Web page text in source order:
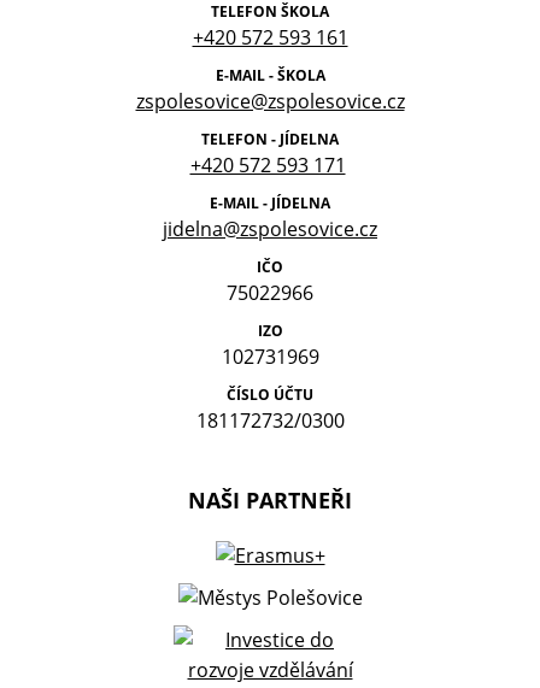
TELEFON ŠKOLA
+420 572 593 161
E-MAIL - ŠKOLA
zspolesovice@zspolesovice.cz
TELEFON - JÍDELNA
+420 572 593 171
E-MAIL - JÍDELNA
jidelna@zspolesovice.cz
IČO
75022966
IZO
102731969
ČÍSLO ÚČTU
181172732/0300
NAŠI PARTNEŘI